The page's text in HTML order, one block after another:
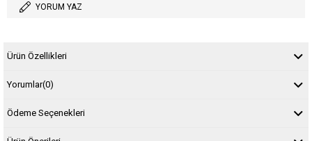
YORUM YAZ
Ürün Özellikleri
Yorumlar(0)
Ödeme Seçenekleri